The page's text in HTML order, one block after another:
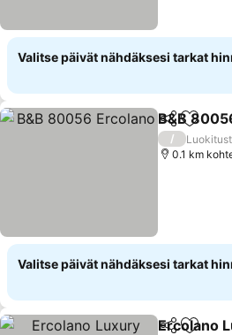
Valitse päivät nähdäksesi tarkat
Jaa Lisää
B&B
/
0.1 km
Valitse päivät nähdäksesi tarkat
Ercolano